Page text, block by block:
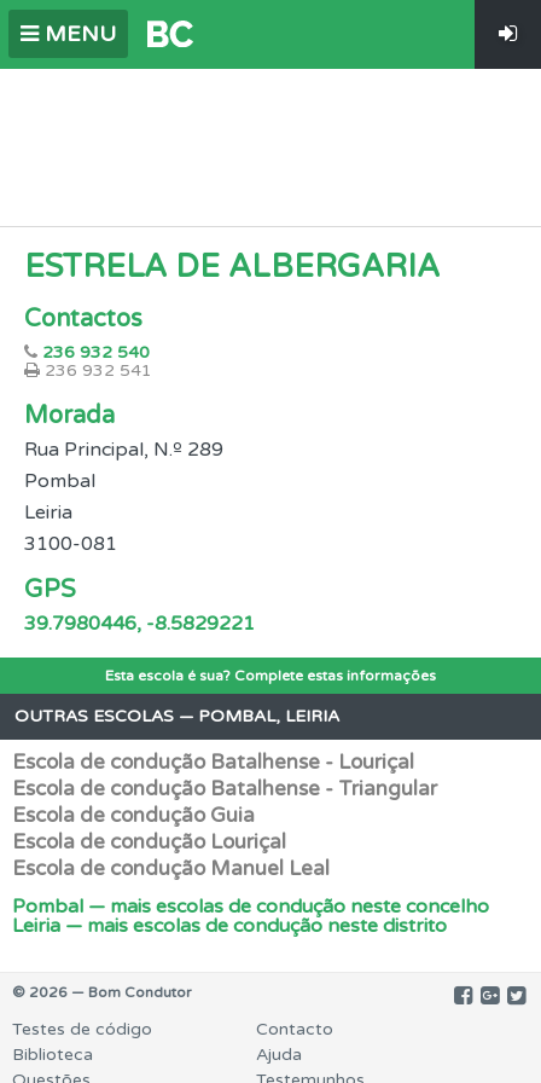
MENU
ESTRELA DE ALBERGARIA
Contactos
236 932 540
236 932 541
Morada
Rua Principal, N.º 289
Pombal
Leiria
3100-081
GPS
39.7980446, -8.5829221
Esta escola é sua? Complete estas informações
OUTRAS ESCOLAS — POMBAL, LEIRIA
Escola de condução Batalhense - Louriçal
Escola de condução Batalhense - Triangular
Escola de condução Guia
Escola de condução Louriçal
Escola de condução Manuel Leal
Pombal — mais escolas de condução neste concelho
Leiria — mais escolas de condução neste distrito
© 2026 — Bom Condutor
Testes de código
Biblioteca
Contacto
Ajuda